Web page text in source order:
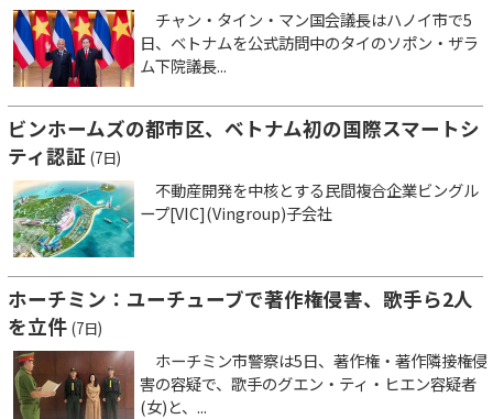
チャン・タイン・マン国会議長はハノイ市で5
日、ベトナムを公式訪問中のタイのソポン・ザラ
ム下院議長...
ビンホームズの都市区、ベトナム初の国際スマートシ
ティ認証 (7日)
不動産開発を中核とする民間複合企業ビングル
ープ[VIC](Vingroup)子会社
ホーチミン：ユーチューブで著作権侵害、歌手ら2人
を立件 (7日)
ホーチミン市警察は5日、著作権・著作隣接権侵
害の容疑で、歌手のグエン・ティ・ヒエン容疑者
(女)と、...